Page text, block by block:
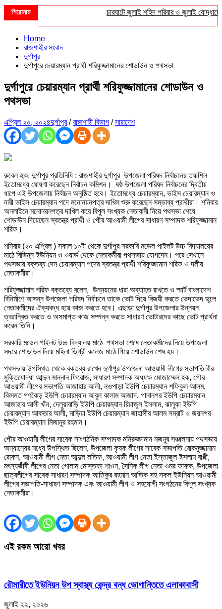
শিরোনাম চারঘাটে জুলাই শহিদ পরিবার ও জুলাই যোদ্ধাদের
Home
রাজশাহীর সংবাদ
দুর্গাপুর
দুর্গাপুরে চেয়ারম্যান প্রার্থী শরিফুজ্জামানের শোডাউন ও পথসভা
দুর্গাপুরে চেয়ারম্যান প্রার্থী শরিফুজ্জামানের শোডাউন ও
পথসভা
এপ্রিল ২০, ২০২৪দুর্গাপুর/রাজশাহী বিভাগ /সারাদেশ
রুবেল হক, দুর্গাপুর প্রতিনিধি : রাজশাহীর দুর্গাপুর উপজেলা পরিষদ নির্বাচনের তফশিল
ইতোমধ্যে ঘোষণা করেছেন নির্বাচন কমিশন। ষষ্ঠ উপজেলা পরিষদ নির্বাচনের দ্বিতীয়
ধাপে এই উপজেলায় নির্বাচন অনুষ্ঠিত হবে। ইতোমধ্যে চেয়ারম্যান, ভাইস চেয়ারম্যান ও
নারী ভাইস চেয়ারম্যান পদে মনোনয়নপত্র দাখিল শুরু করেছেন সম্ভাব্য প্রার্থীরা। শনিবার
অনলাইনে মনোনয়নপত্র দাখিল করে বিপুল সংখ্যক নেতাকর্মী নিয়ে পথসভা শেষে
শোডাউন দিয়েছেন স্বতন্ত্র প্রার্থী ও পৌর আওয়ামী লীগের সাধারণ সম্পাদক শরিফুজ্জামান
শরিফ।
শনিবার (২০ এপ্রিল ) সকাল ১০টা থেকে দুর্গাপুর সরকারি মডেল পাইলট উচ্চ বিদ্যালয়ের
মাঠে বিভিন্ন ইউনিয়ন ও ওয়ার্ড থেকে নেতাকর্মীরা পথসভায় যোগদেন। পরে সেখানে
পথসভায় বক্তব্য দেন চেয়ারম্যান পদের স্বতন্ত্র প্রার্থী শরিফুজ্জামান শরিফ ও দলীয়
নেতাকর্মীরা।
শরিফুজ্জামান শরিফ বক্তব্যে বলেন, উন্নয়নের ধারা অব্যাহত রাখতে ও স্মার্ট বাংলাদেশ
বিনির্মাণে আসন্ন উপজেলা পরিষদ নির্বাচনে তাকে ভোট দিয়ে বিজয়ী করতে ভেদাভেদ ভুলে
নেতাকর্মীদের ঐক্যবদ্ধ হয়ে কাজ করতে হবে। এছাড়া দুর্গাপুর উপজেলার উন্নয়ন
ত্বরান্বিত করতে ও অসমাপ্ত কাজ সম্পন্ন করতে সাধারণ ভোটারদের কাছে ভোট প্রার্থনা
করেন তিনি।
সরকারি মডেল পাইলট উচ্চ বিদ্যালয় মাঠে পথসভা শেষে নেতাকর্মীদের নিয়ে উপজেলা
সদরে শোডাউন দিয়ে মহিলা ডিগ্রী কলেজ মাঠে গিয়ে শোডাউন শেষ হয়।
পথসভায় উপস্থিত থেকে বক্তব্য রাখেন দুর্গাপুর উপজেলা আওয়ামী লীগের সভাপতি বীর
মুক্তিযোদ্ধা আব্দুল মান্নান ফিরোজ, সাধারণ সম্পাদক অধ্যক্ষ মোজাম্মেল হক, পৌর
আওয়ামী লীগের সভাপতি আজাহার আলী, নওপাড়া ইউপি চেয়ারম্যান শফিকুল আলম,
কিসমত গণকৈড় ইউপি চেয়ারম্যান আবুল কালাম আজাদ, পানানগর ইউপি চেয়ারম্যান
আজাহার আলী খাঁন, দেলুয়াবাড়ি ইউপি চেয়ারম্যান রিয়াজুল ইসলাম, ঝালুকা ইউপি
চেয়ারম্যান আকতার আলী, মাড়িয়া ইউপি চেয়ারম্যান জাহাঙ্গীর আলম সম্রাট ও জয়নগর
ইউপি চেয়ারম্যান মিজানুর রহমান।
পৌর আওয়ামী লীগের সাবেক সাংগঠনিক সম্পাদক মনিরুজ্জামান মজনুর সঞ্চালনায় পথসভায়
অন্যান্যের মধ্যে উপস্থিত ছিলেন, উপজেলা কৃষক লীগের সাবেক সভাপতি রোকনুজ্জামান
রোকন, আওয়ামী লীগ নেতা আব্দুল লতিফ, আওয়ামী লীগ নেতা ইস্তাজুল ইসলাম বাপ্পী,
মৎস্যজীবী লীগের নেতা গোলাম মোস্তফা শাওন, সৈনিক লীগ নেতা ওমর ফারুক, উপজেলা
ছাত্রলীগের সাবেক সাধারণ সম্পাদক আতিকুর রহমান আতিক সহ সকল ইউনিয়ন আওয়ামী
লীগের সভাপতি-সাধারণ সম্পাদক এবং আওয়ামী লীগ ও সহযোগী সংগঠনের বিপুল সংখ্যক
নেতাকর্মীরা।
এই রকম আরো খবর
রৌমারীতে ইউনিয়ন উপ স্বাস্থ্য কেন্দ্র বন্ধ ভোগান্তিতে এলাকাবাসী
জুলাই ২২, ২০২৬